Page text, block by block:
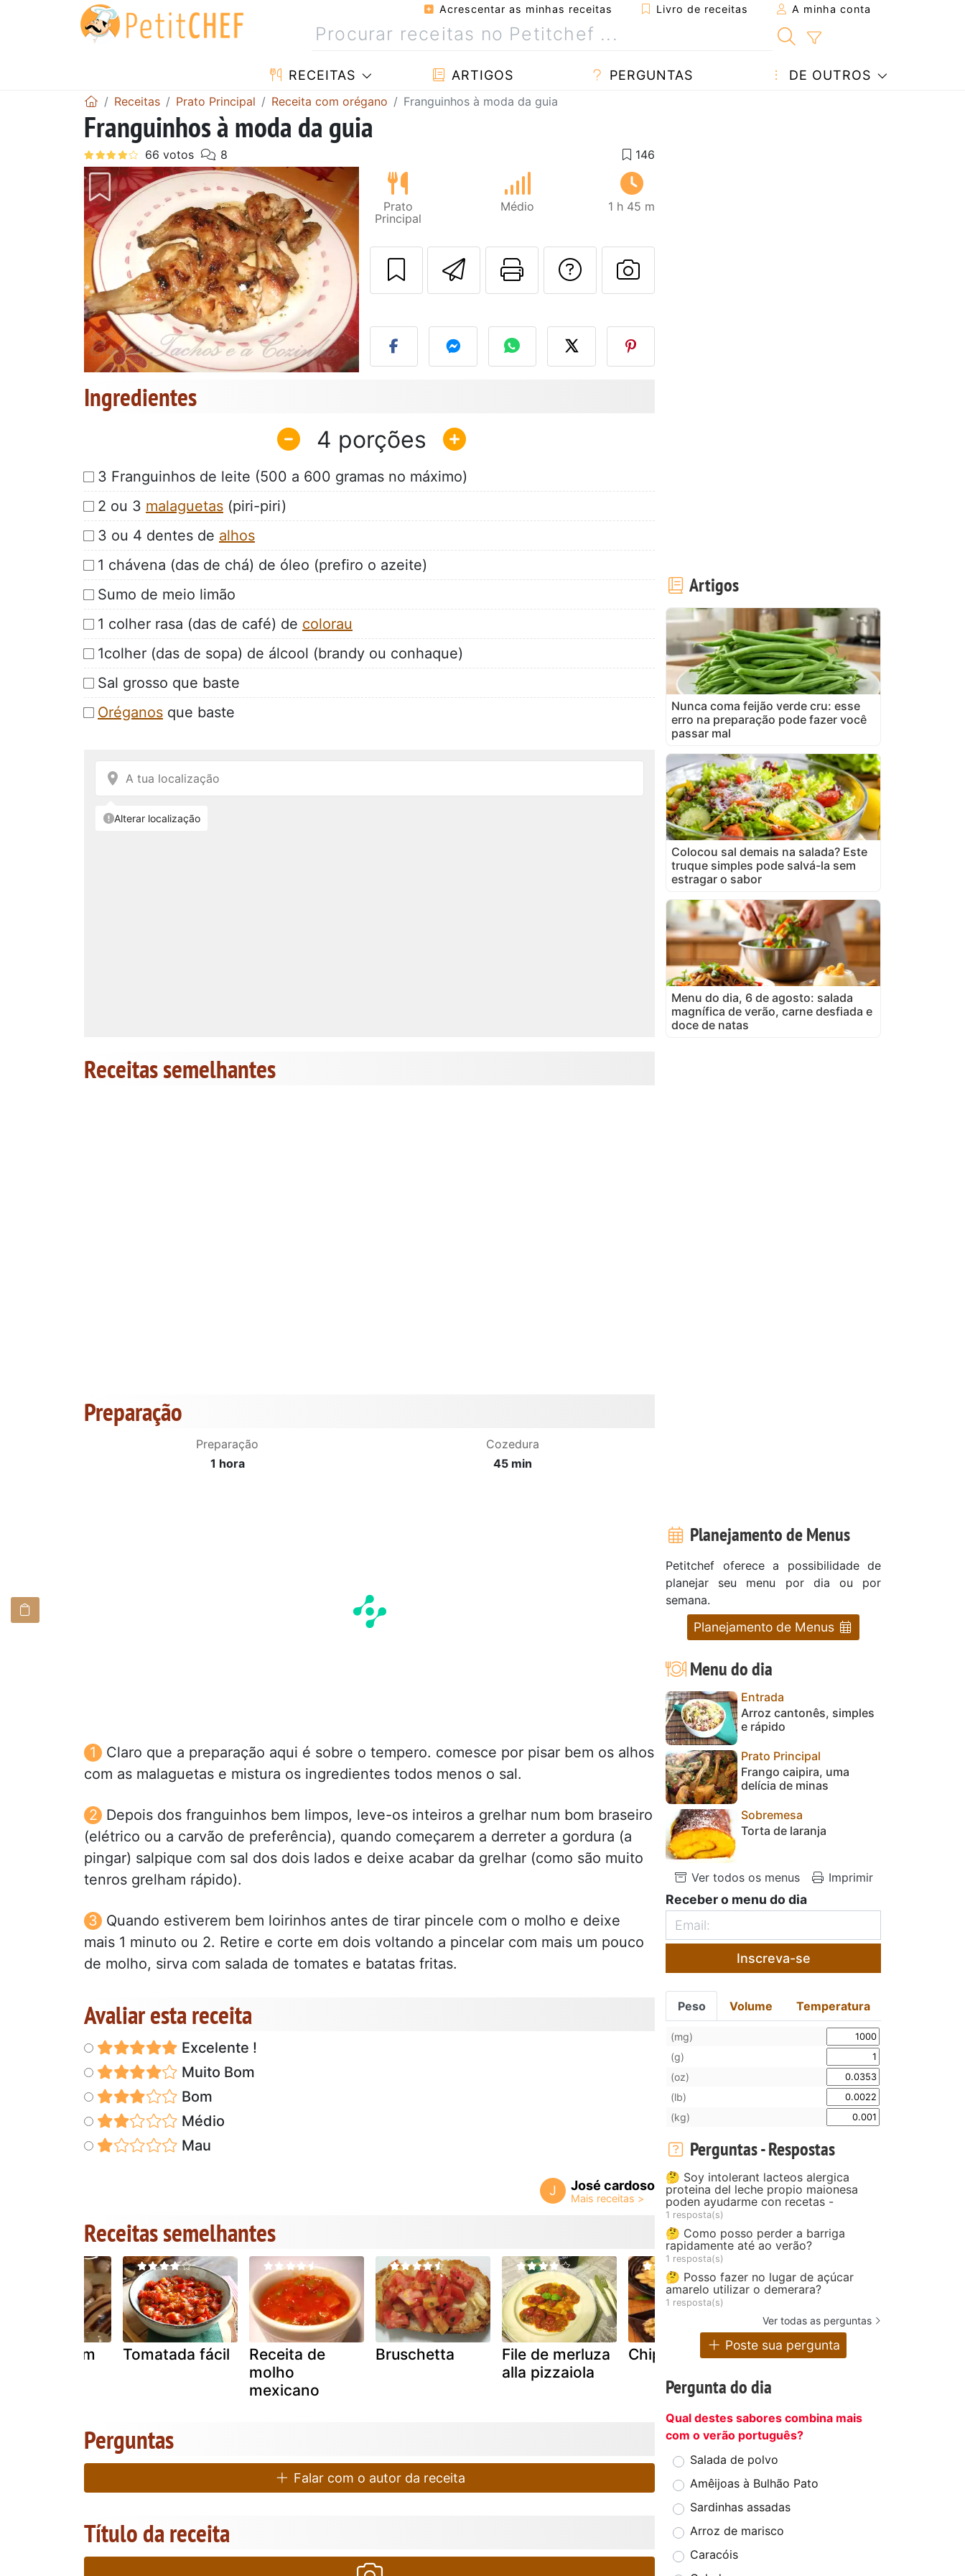
Acrescentar as minhas receitas Livro de receitas A minha conta
RECEITAS ARTIGOS PERGUNTAS DE OUTROS
Receitas Prato Principal Receita com orégano Franguinhos à moda da guia
Franguinhos à moda da guia
Prato
Principal
Médio 1 h 45 m
Enviar esta receita a um amigo
Imprima esta página
Falar com o autor da receita
Fez esta receita? Compartilhe
Ingredientes
4
3 Franguinhos de leite (500 a 600 gramas no máximo)
2 ou 3 malaguetas (piri-piri)
3 ou 4 dentes de alhos
1 chávena (das de chá) de óleo (prefiro o azeite)
Sumo de meio limão
1 colher rasa (das de café) de colorau
1colher (das de sopa) de álcool (brandy ou conhaque)
Sal grosso que baste
Oréganos que baste
Receitas semelhantes
Preparação
Preparação
1 hora
Cozedura
45 min
Claro que a preparação aqui é sobre o tempero. comesce por pisar bem os alhos
com as malaguetas e mistura os ingredientes todos menos o sal.
Depois dos franguinhos bem limpos, leve-os inteiros a grelhar num bom braseiro
(elétrico ou a carvão de preferência), quando começarem a derreter a gordura (a
pingar) salpique com sal dos dois lados e deixe acabar da grelhar (como são muito
tenros grelham rápido).
Quando estiverem bem loirinhos antes de tirar pincele com o molho e deixe
mais 1 minuto ou 2. Retire e corte em dois voltando a pincelar com mais um pouco
de molho, sirva com salada de tomates e batatas fritas.
Avaliar esta receita
Excelente !
Muito Bom
Bom
Médio
Mau
J José cardoso
Receitas semelhantes
com
Tomatada fácil
Receita de
molho
mexicano
Bruschetta
File de merluza
alla pizzaiola
Chips de jiló
Pão pita com
Perguntas
Falar com o autor da receita
Título da receita
Artigos
Nunca coma feijão verde cru: esse
erro na preparação pode fazer você
passar mal
Colocou sal demais na salada? Este
truque simples pode salvá-la sem
estragar o sabor
Menu do dia, 6 de agosto: salada
magnífica de verão, carne desfiada e
doce de natas
Planejamento de Menus
Petitchef oferece a possibilidade de
planejar seu menu por dia ou por
semana.
Planejamento de Menus
Menu do dia
Entrada
Arroz cantonês, simples
e rápido
Prato Principal
Frango caipira, uma
delícia de minas
Sobremesa
Torta de laranja
Ver todos os menus Imprimir
Receber o menu do dia
Inscreva-se
Peso Volume Temperatura
(mg)
(g)
(oz)
(lb)
(kg)
Perguntas - Respostas
🤔 Soy intolerant lacteos alergica
proteina del leche propio maionesa
poden ayudarme con recetas -
1 resposta(s)
🤔 Como posso perder a barriga
rapidamente até ao verão?
1 resposta(s)
🤔 Posso fazer no lugar de açúcar
amarelo utilizar o demerara?
1 resposta(s)
Ver todas as perguntas
Poste sua pergunta
Pergunta do dia
Qual destes sabores combina mais
com o verão português?
Salada de polvo
Amêijoas à Bulhão Pato
Sardinhas assadas
Arroz de marisco
Caracóis